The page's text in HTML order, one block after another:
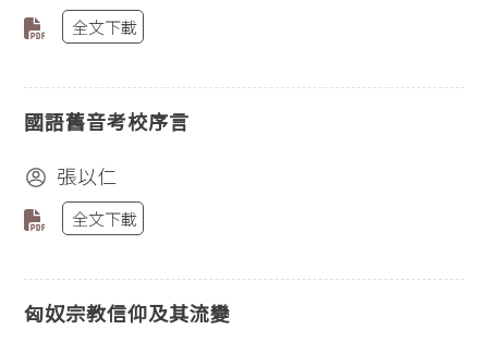
全文下載
國語舊音考校序言
張以仁
全文下載
匈奴宗教信仰及其流變